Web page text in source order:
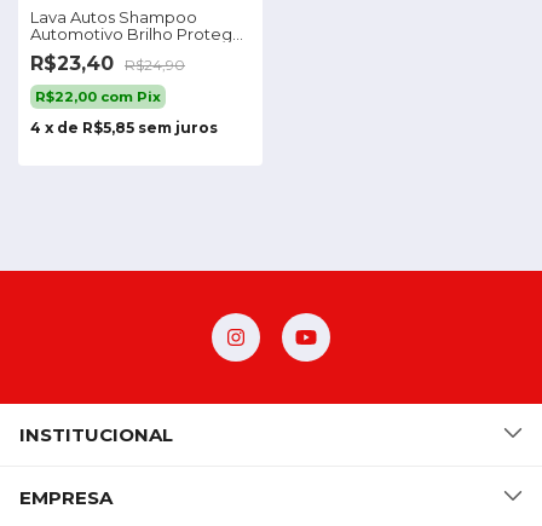
Lava Autos Shampoo
Automotivo Brilho Protege
1,5l Vonixx
R$23,40 R$24,90
R$22,00 com Pix
4 x de R$5,85 sem juros
INSTITUCIONAL
EMPRESA